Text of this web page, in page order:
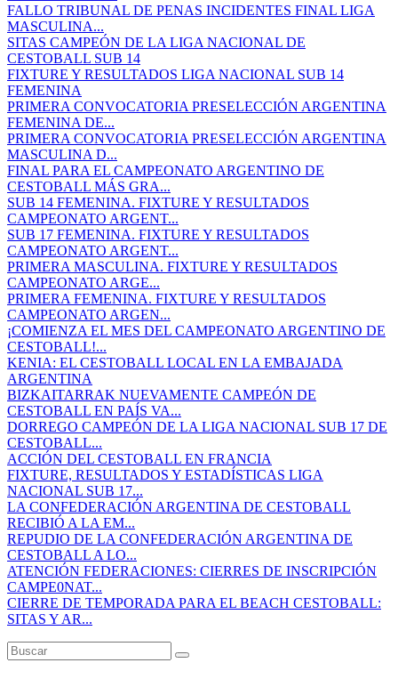
FALLO TRIBUNAL DE PENAS INCIDENTES FINAL LIGA
MASCULINA...
SITAS CAMPEÓN DE LA LIGA NACIONAL DE
CESTOBALL SUB 14
FIXTURE Y RESULTADOS LIGA NACIONAL SUB 14
FEMENINA
PRIMERA CONVOCATORIA PRESELECCIÓN ARGENTINA
FEMENINA DE...
PRIMERA CONVOCATORIA PRESELECCIÓN ARGENTINA
MASCULINA D...
FINAL PARA EL CAMPEONATO ARGENTINO DE
CESTOBALL MÁS GRA...
SUB 14 FEMENINA. FIXTURE Y RESULTADOS
CAMPEONATO ARGENT...
SUB 17 FEMENINA. FIXTURE Y RESULTADOS
CAMPEONATO ARGENT...
PRIMERA MASCULINA. FIXTURE Y RESULTADOS
CAMPEONATO ARGE...
PRIMERA FEMENINA. FIXTURE Y RESULTADOS
CAMPEONATO ARGEN...
¡COMIENZA EL MES DEL CAMPEONATO ARGENTINO DE
CESTOBALL!...
KENIA: EL CESTOBALL LOCAL EN LA EMBAJADA
ARGENTINA
BIZKAITARRAK NUEVAMENTE CAMPEÓN DE
CESTOBALL EN PAÍS VA...
DORREGO CAMPEÓN DE LA LIGA NACIONAL SUB 17 DE
CESTOBALL...
ACCIÓN DEL CESTOBALL EN FRANCIA
FIXTURE, RESULTADOS Y ESTADÍSTICAS LIGA
NACIONAL SUB 17...
LA CONFEDERACIÓN ARGENTINA DE CESTOBALL
RECIBIÓ A LA EM...
REPUDIO DE LA CONFEDERACIÓN ARGENTINA DE
CESTOBALL A LO...
ATENCIÓN FEDERACIONES: CIERRES DE INSCRIPCIÓN
CAMPE0NAT...
CIERRE DE TEMPORADA PARA EL BEACH CESTOBALL:
SITAS Y AR...